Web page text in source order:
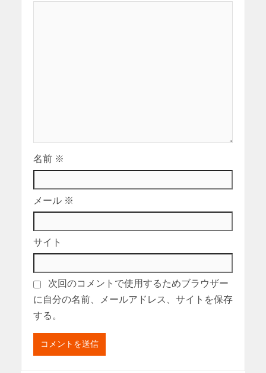
名前 ※
メール ※
サイト
次回のコメントで使用するためブラウザー
に自分の名前、メールアドレス、サイトを保存
する。